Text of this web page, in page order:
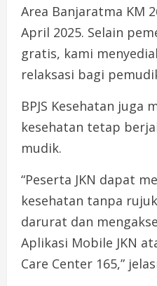
Area Banjaratma KM
April 2025. Selain
gratis, kami
relaksasi bagi
BPJS Kesehatan juga
kesehatan tetap
mudik.
“Peserta JKN dapat
kesehatan tanpa
darurat dan
Aplikasi Mobile JKN
Care Center 165,”